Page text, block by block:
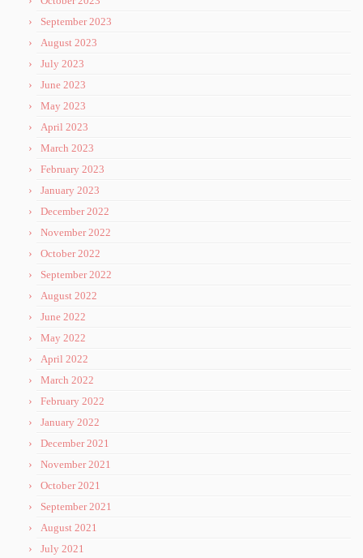
September 2023
August 2023
July 2023
June 2023
May 2023
April 2023
March 2023
February 2023
January 2023
December 2022
November 2022
October 2022
September 2022
August 2022
June 2022
May 2022
April 2022
March 2022
February 2022
January 2022
December 2021
November 2021
October 2021
September 2021
August 2021
July 2021